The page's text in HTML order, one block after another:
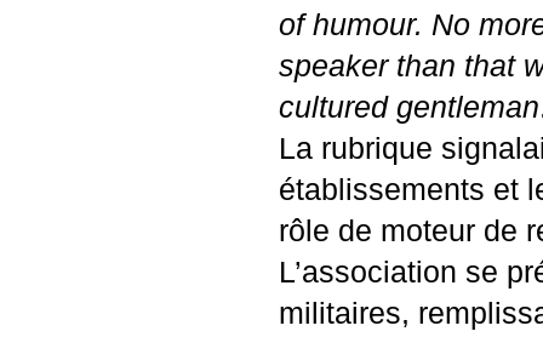
of humour. No
speaker than that
cultured gentleman
La rubrique
établissements et
rôle de moteur de
L’association se
militaires,